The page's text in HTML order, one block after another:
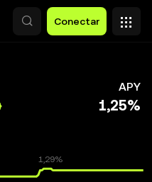
Conectar
APY
1,25%